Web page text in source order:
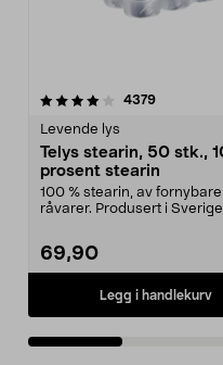
4379
Levende lys
Telys stearin, 50 stk.,
prosent stearin
100 % stearin, av fornybare
råvarer. Produsert i
69,90
Legg i handlekurv
4.0 av 5 stjerner